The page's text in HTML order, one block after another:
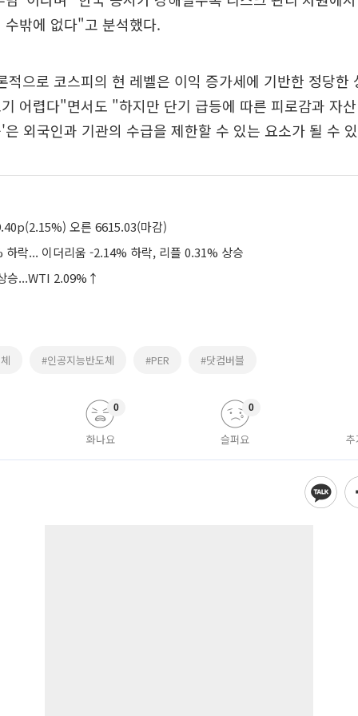
수밖에 없다"고 분석했다.
적으로 코스피의 현 레벨은 이익 증가세에 기반한 정당한
어렵다"면서도 "하지만 단기 급등에 따른 피로감과 자
외국인과 기관의 수급을 제한할 수 있는 요소가 될 수
오른 6615.03(마감)
하락... 이더리움 -2.14% 하락, 리플 0.31% 상승
승...WTI 2.09%↑
#인공지능반도체 #PER #닷컴버블
화나요
0
슬퍼요
0